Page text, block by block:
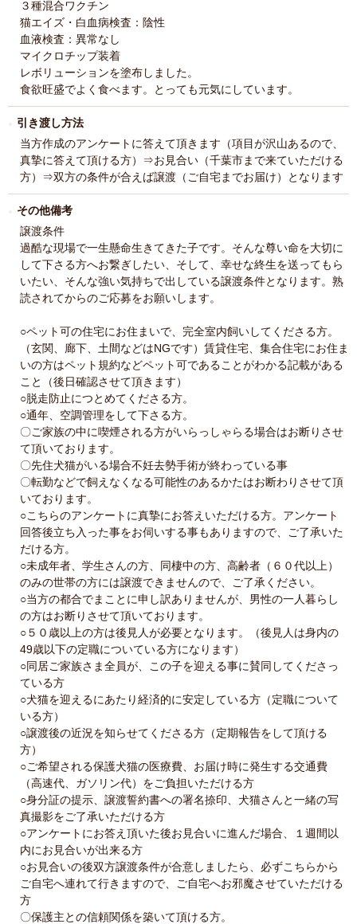
３種混合ワクチン
猫エイズ・白血病検査：陰性
血液検査：異常なし
マイクロチップ装着
レボリューションを塗布しました。
食欲旺盛でよく食べます。とっても元気にしています。
引き渡し方法
当方作成のアンケートに答えて頂きます（項目が沢山あるので、
真摯に答えて頂ける方）⇒お見合い（千葉市まで来ていただける
方）⇒双方の条件が合えば譲渡（ご自宅までお届け）となります
その他備考
譲渡条件
過酷な現場で一生懸命生きてきた子です。そんな尊い命を大切に
して下さる方へお繋ぎしたい、そして、幸せな終生を送ってもら
いたい、そんな強い気持ちで出している譲渡条件となります。熟
読されてからのご応募をお願いします。
○ペット可の住宅にお住まいで、完全室内飼いしてくださる方。
（玄関、廊下、土間などはNGです）賃貸住宅、集合住宅にお住ま
いの方はペット規約などペット可であることがわかる記載がある
こと（後日確認させて頂きます）
○脱走防止につとめてくださる方。
○通年、空調管理をして下さる方。
〇ご家族の中に喫煙される方がいらっしゃらる場合はお断りさせ
て頂いております。
〇先住犬猫がいる場合不妊去勢手術が終わっている事
〇転勤などで飼えなくなる可能性のあるかたはお断わりさせて頂
いております。
○こちらのアンケートに真摯にお答えいただける方。アンケート
回答後立ち入った事をお伺いする事もありますので、ご了承いた
だける方。
○未成年者、学生さんの方、同棲中の方、高齢者（６０代以上）
のみの世帯の方には譲渡できませんので、ご了承ください。
○当方の都合でまことに申し訳ありませんが、男性の一人暮らし
の方はお断りさせて頂いております。
○５０歳以上の方は後見人が必要となります。（後見人は身内の
49歳以下の定職についている方になります）
○同居ご家族さま全員が、この子を迎える事に賛同してくださっ
ている方
○犬猫を迎えるにあたり経済的に安定している方（定職について
いる方）
○譲渡後の近況を知らせてくださる方（定期報告をして頂ける
方）
○ご希望される保護犬猫の医療費、お届け時に発生する交通費
（高速代、ガソリン代）をご負担いただける方
○身分証の提示、譲渡誓約書への署名捺印、犬猫さんと一緒の写
真撮影をご了承いただける方
○アンケートにお答え頂いた後お見合いに進んだ場合、１週間以
内にお見合いが出来る方
○お見合いの後双方譲渡条件が合意しましたら、必ずこちらから
ご自宅へ連れて行きますので、ご自宅へお邪魔させていただける
方
〇保護主との信頼関係を築いて頂ける方。